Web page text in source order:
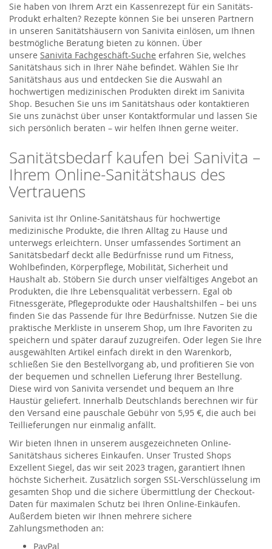
Sie haben von Ihrem Arzt ein Kassenrezept für ein Sanitäts-
Produkt erhalten? Rezepte können Sie bei unseren Partnern
in unseren Sanitätshäusern von Sanivita einlösen, um Ihnen
bestmögliche Beratung bieten zu können. Über
unsere Sanivita Fachgeschäft-Suche erfahren Sie, welches
Sanitätshaus sich in Ihrer Nähe befindet. Wählen Sie Ihr
Sanitätshaus aus und entdecken Sie die Auswahl an
hochwertigen medizinischen Produkten direkt im Sanivita
Shop. Besuchen Sie uns im Sanitätshaus oder kontaktieren
Sie uns zunächst über unser Kontaktformular und lassen Sie
sich persönlich beraten – wir helfen Ihnen gerne weiter.
Sanitätsbedarf kaufen bei Sanivita –
Ihrem Online-Sanitätshaus des
Vertrauens
Sanivita ist Ihr Online-Sanitätshaus für hochwertige
medizinische Produkte, die Ihren Alltag zu Hause und
unterwegs erleichtern. Unser umfassendes Sortiment an
Sanitätsbedarf deckt alle Bedürfnisse rund um Fitness,
Wohlbefinden, Körperpflege, Mobilität, Sicherheit und
Haushalt ab. Stöbern Sie durch unser vielfältiges Angebot an
Produkten, die Ihre Lebensqualität verbessern. Egal ob
Fitnessgeräte, Pflegeprodukte oder Haushaltshilfen – bei uns
finden Sie das Passende für Ihre Bedürfnisse. Nutzen Sie die
praktische Merkliste in unserem Shop, um Ihre Favoriten zu
speichern und später darauf zuzugreifen. Oder legen Sie Ihre
ausgewählten Artikel einfach direkt in den Warenkorb,
schließen Sie den Bestellvorgang ab, und profitieren Sie von
der bequemen und schnellen Lieferung Ihrer Bestellung.
Diese wird von Sanivita versendet und bequem an Ihre
Haustür geliefert. Innerhalb Deutschlands berechnen wir für
den Versand eine pauschale Gebühr von 5,95 €, die auch bei
Teillieferungen nur einmalig anfällt.
Wir bieten Ihnen in unserem ausgezeichneten Online-
Sanitätshaus sicheres Einkaufen. Unser Trusted Shops
Exzellent Siegel, das wir seit 2023 tragen, garantiert Ihnen
höchste Sicherheit. Zusätzlich sorgen SSL-Verschlüsselung im
gesamten Shop und die sichere Übermittlung der Checkout-
Daten für maximalen Schutz bei Ihren Online-Einkäufen.
Außerdem bieten wir Ihnen mehrere sichere
Zahlungsmethoden an:
PayPal